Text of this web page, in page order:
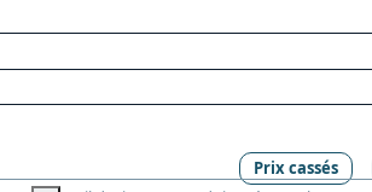
Prix cassés